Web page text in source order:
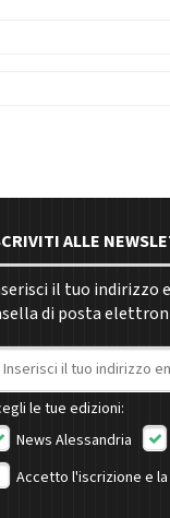
ALLE
il tuo indirizzo
di posta
email
le tue edizioni:
News Alessandria
Accetto l'iscrizione e la